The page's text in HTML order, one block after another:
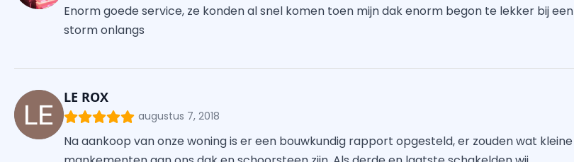
Enorm goede service, ze konden al snel komen toen mijn dak enorm begon te lekker bij een
storm onlangs
LE ROX
augustus 7, 2018
Na aankoop van onze woning is er een bouwkundig rapport opgesteld, er zouden wat kleine